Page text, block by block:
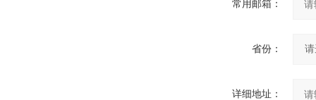
常用邮箱：
省份：
详细地址：